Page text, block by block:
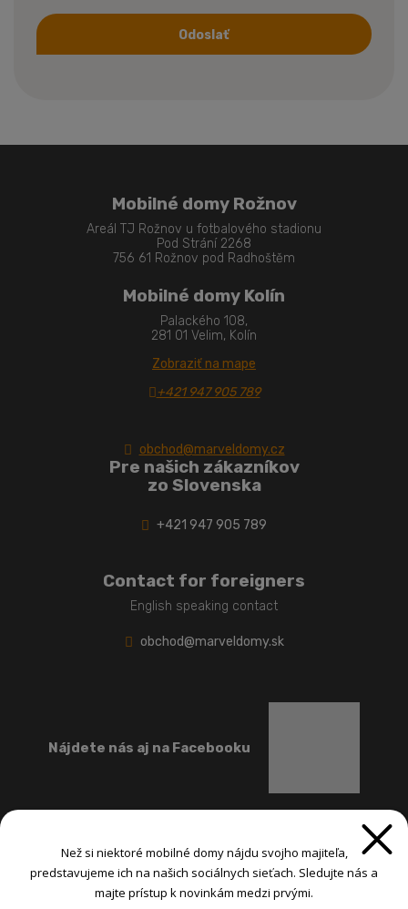
Odoslať
Mobilné domy Rožnov
Areál TJ Rožnov u fotbalového stadionu
Pod Strání 2268
756 61 Rožnov pod Radhoštěm
Mobilné domy Kolín
Palackého 108,
281 01 Velim, Kolín
Zobraziť na mape
+421 947 905 789
obchod@marveldomy.cz
Pre našich zákazníkov
zo Slovenska
+421 947 905 789
Contact for foreigners
English speaking contact
obchod@marveldomy.sk
Nájdete nás aj na Facebooku
Než si niektoré mobilné domy nájdu svojho majiteľa,
predstavujeme ich na našich sociálnych sieťach. Sledujte nás a
majte prístup k novinkám medzi prvými.